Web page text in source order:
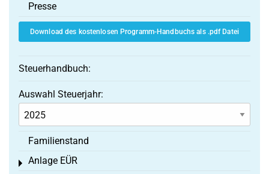
Presse
Download des kostenlosen Programm-Handbuchs als .pdf Datei
Steuerhandbuch:
Auswahl Steuerjahr:
Familienstand
Anlage EÜR
Toggle menu